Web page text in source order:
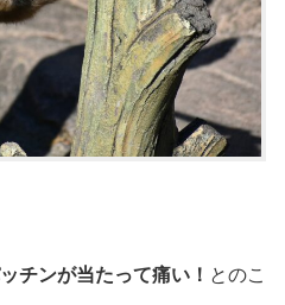
チンが当たって痛い！ とのこ